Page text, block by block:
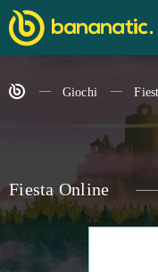
Giochi
Fiesta Online